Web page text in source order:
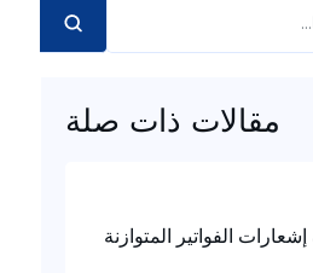
مقالات ذات صلة
الفواتير المتوازنة